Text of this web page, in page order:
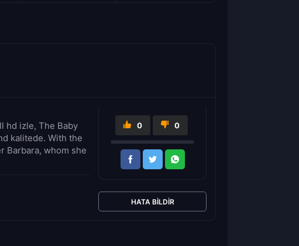
hd izle, The Baby
kalitede. With the
Barbara, whom she
0 0
HATA BILDIR